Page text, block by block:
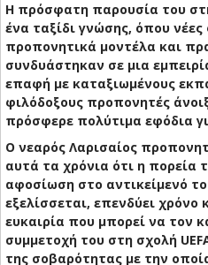
Η πρόσφατη παρουσία του
ένα ταξίδι γνώσης, όπου
προπονητικά μοντέλα και
συνδυάστηκαν σε μια
επαφή με καταξιωμένους
φιλόδοξους προπονητές
πρόσφερε πολύτιμα εφόδια
Ο νεαρός Λαρισαίος
αυτά τα χρόνια ότι η πορεία
αφοσίωση στο αντικείμενό
εξελίσσεται, επενδύει χρόνο
ευκαιρία που μπορεί να τον
συμμετοχή του στη σχολή
της σοβαρότητας με την